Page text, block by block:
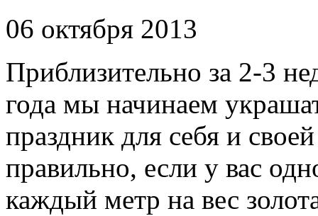
06 октября 2013
Приблизительно за 2-3
года мы начинаем
праздник для себя и
правильно, если у вас
каждый метр на вес